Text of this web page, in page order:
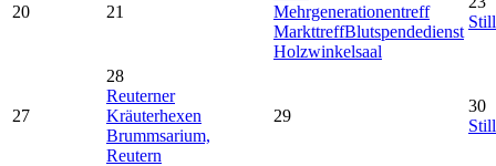
20 21
Mehrgenerationentreff
MarkttreffBlutspendedienst
Holzwinkelsaal
27
28
Reuterner
Kräuterhexen
Brummsarium,
Reutern
29
30